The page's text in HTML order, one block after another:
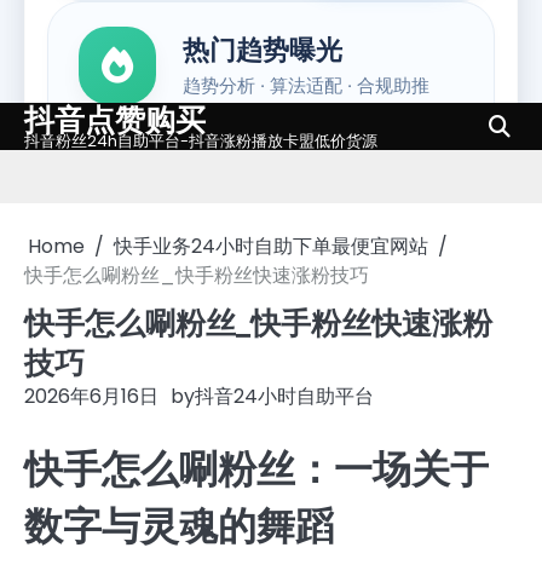
Skip
to
抖音点赞购买
抖音粉丝24h自助平台-抖音涨粉播放卡盟低价货源
Home
快手业务24小时自助下单最便宜网站
快手怎么唰粉丝_快手粉丝快速涨粉技巧
快手怎么唰粉丝_快手粉丝快速涨粉
技巧
2026年6月16日 by抖音24小时自助平台
快手怎么唰粉丝：一场关于
数字与灵魂的舞蹈